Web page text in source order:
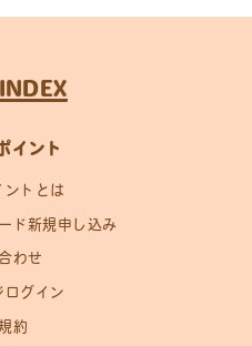
イント
ントとは
ド新規申し込み
わせ
ログイン
約